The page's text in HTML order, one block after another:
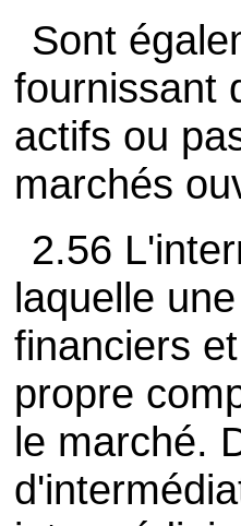
Sont
fournissant
actifs ou
marchés
2.56
laquelle
financiers
propre
le marché.